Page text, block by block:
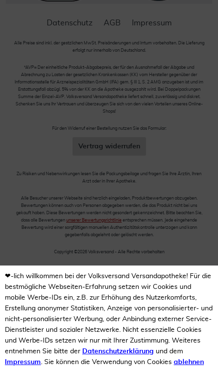
Datenschutz AGB Impressum
Alle Preise sind inkl. der gestzlichen MwSt. Preisänderungen und Irrtum vorbehalten. Die Lieferung
erfolgt nur innerhalb von Deutschland.
*AVP= Der einheitliche Produkt-Abgabepreis, der für den Ausnahmefall der Abgabe und
Abrechnung zu Lasten der gesetzlichen Krankenkassen (KK) vom Hersteller gegenüber der
Informationsstelle für Arzneispezialitäten GmbH (IFA) gem. § III 1, S. 2 AMG anzugeben ist und im
Erstattungsfall abzügl. 5% von der KK an die Apotheke ausgezahlt wird. Bei Doppelpackungen
Summe der Einzel-AVP. Volksversand Versandapotheke liefert schnell, zuverlässig und diskret.
Schenken Sie uns Ihr Vertrauen und überzeugen Sie sich von den vielen Vorteilen unseres Online-
Shops!
Für den Widerruf einer Bestellung nutzen Sie das Formular:
Vertrag widerrufen
Zu Risiken und Nebenwirkungen lesen Sie die Packungsbeilage und fragen Sie Ihre Ärztin, Ihren
Arzt oder in Ihrer Apotheke.
Alle Besucher unserer Webseite sind herzlich eingeladen, Produktbewertungen abzugeben.
Bewertungen können auch von Personen abgegeben werden, die das Produkt nicht bei uns
gekauft haben. Diese Bewertungen werden nicht gesondert gekennzeichnet. Bitte beachten Sie,
dass alle Bewertungen unserer Bewertungsrichtlinie entsprechen müssen. Jede eingehende
Bewertung wird einer sorgfältigen manuellen Authentizitätskontrolle unterzogen und kann
gegebenfalls abgelehnt oder gelöscht werden.
Copyright ©2026 Volksversand - Alle Rechte vorbehalten
❤-lich willkommen bei der Volksversand Versandapotheke! Für die
bestmögliche Webseiten-Erfahrung setzen wir Cookies und
mobile Werbe-IDs ein, z.B. zur Erhöhung des Nutzerkomforts,
Erstellung anonymer Statistiken, Anzeige von personalisierter- und
nicht-personalisierter Werbung, oder Anbindung externer Service-
Dienstleister und sozialer Netzwerke. Nicht essenzielle Cookies
und Werbe-IDs setzen wir nur mit Ihrer Zustimmung. Weiteres
entnehmen Sie bitte der Datenschutzerklärung und dem
Impressum. Sie können die Verwendung von Cookies ablehnen